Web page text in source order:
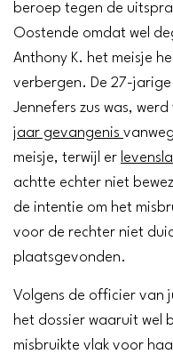
beroep tegen de
Oostende omdat wel
Anthony K. het meisje
verbergen. De 27-
Jennefers zus was,
jaar gevangenis
meisje, terwijl er
achtte echter niet
de intentie om het
voor de rechter niet
plaatsgevonden.
Volgens de officier van
het dossier waaruit wel
misbruikte vlak voor